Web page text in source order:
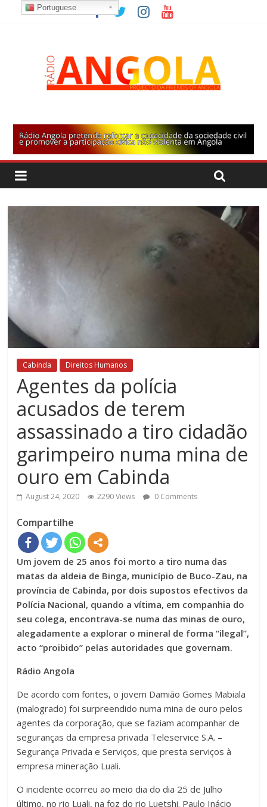
Cabinda Direitos Humanos
Agentes da polícia
acusados de terem
assassinado a tiro cidadão
garimpeiro numa mina de
ouro em Cabinda
August 24, 2020 2290 Views 0 Comments
Compartilhe
Um jovem de 25 anos foi morto a tiro numa das
matas da aldeia de Binga, município de Buco-Zau, na
província de Cabinda, por dois supostos efectivos da
Polícia Nacional, quando a vítima, em companhia do
seu colega, encontrava-se numa das minas de ouro,
alegadamente a explorar o mineral de forma “ilegal”,
acto “proibido” pelas autoridades que governam.
Rádio Angola
De acordo com fontes, o jovem Damião Gomes Mabiala
(malogrado) foi surpreendido numa mina de ouro pelos
agentes da corporação, que se faziam acompanhar de
seguranças da empresa privada Teleservice S.A. –
Segurança Privada e Serviços, que presta serviços à
empresa mineração Luali.
O incidente ocorreu ao meio dia do dia 25 de Julho
último, no rio Luali, na foz do rio Luetshi. Paulo Inácio
Portuguese